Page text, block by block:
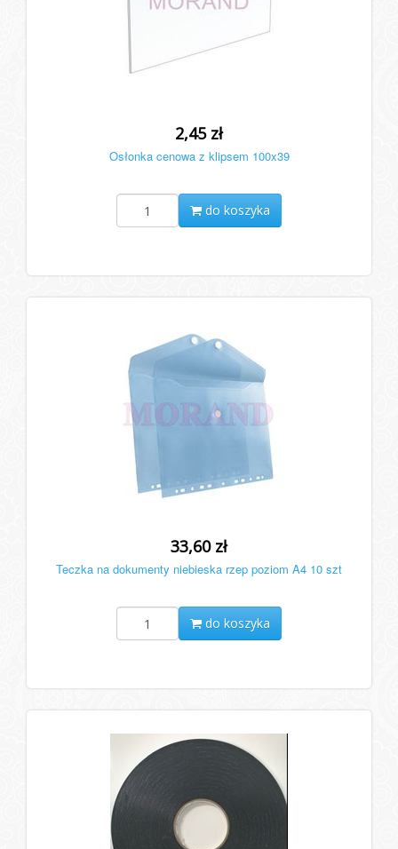
2,45 zł
Osłonka cenowa z klipsem 100x39
do koszyka
33,60 zł
Teczka na dokumenty niebieska rzep poziom A4 10 szt
do koszyka